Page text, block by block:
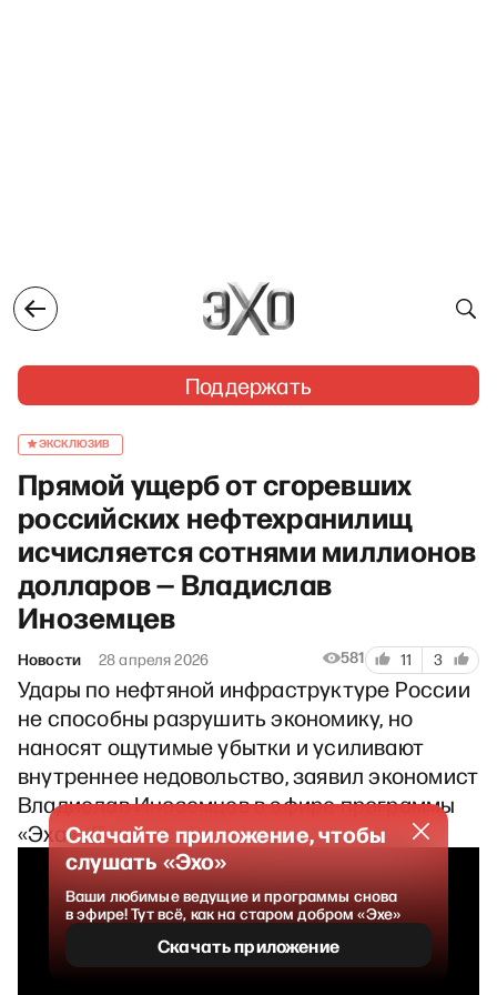
Поддержать
ЭКСКЛЮЗИВ
Прямой ущерб от сгоревших
российских нефтехранилищ
исчисляется сотнями миллионов
долларов — Владислав
Иноземцев
Новости 28 апреля 2026 581 11 3
Удары по нефтяной инфраструктуре России
не способны разрушить экономику, но
наносят ощутимые убытки и усиливают
внутреннее недовольство, заявил экономист
Владислав Иноземцев в эфире программы
«Эха»«Прямо сейчас».
Скачайте приложение, чтобы
слушать «Эхо»
Ваши любимые ведущие и программы снова
в эфире! Тут всё, как на старом добром «Эхе»
Скачать приложение